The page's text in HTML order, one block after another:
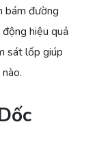
bám đường
hiệu quả
sát lốp giúp